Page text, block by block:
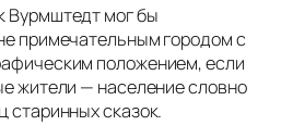
Вурмштедт мог бы
примечательным городом с
положением, если
жители — население словно
старинных сказок.